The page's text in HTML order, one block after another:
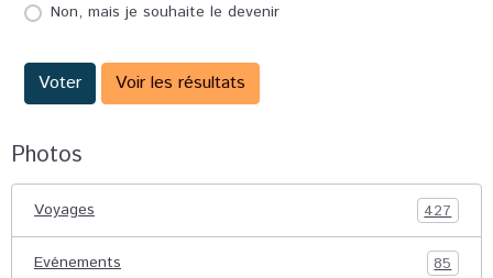
Non, mais je souhaite le devenir
Voter Voir les résultats
Photos
Voyages 427
Evénements 85